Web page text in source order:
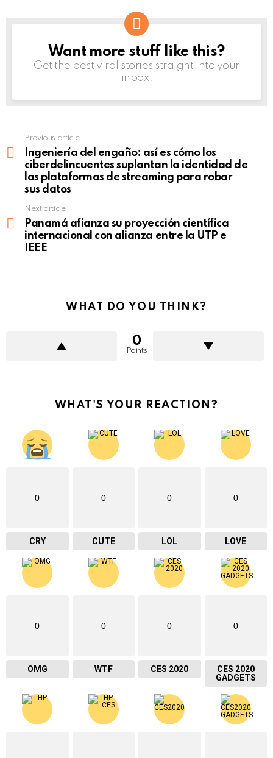
NEWSLETTER
Want more stuff like this?
Get the best viral stories straight into your
inbox!
more
Previous article
Ingeniería del engaño: así es cómo los
ciberdelincuentes suplantan la identidad de
las plataformas de streaming para robar
sus datos
Next article
Panamá afianza su proyección científica
internacional con alianza entre la UTP e
IEEE
WHAT DO YOU THINK?
0
Points
WHAT'S YOUR REACTION?
0
CRY
0
CUTE
0
LOL
0
LOVE
0
OMG
0
WTF
0
CES 2020
0
CES 2020
GADGETS